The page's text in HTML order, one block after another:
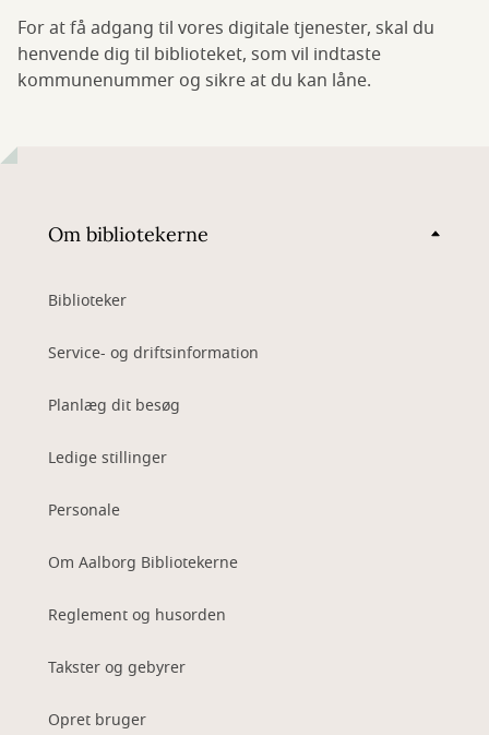
For at få adgang til vores digitale tjenester, skal du
henvende dig til biblioteket, som vil indtaste
kommunenummer og sikre at du kan låne.
Om bibliotekerne
Biblioteker
Service- og driftsinformation
Planlæg dit besøg
Ledige stillinger
Personale
Om Aalborg Bibliotekerne
Reglement og husorden
Takster og gebyrer
Opret bruger